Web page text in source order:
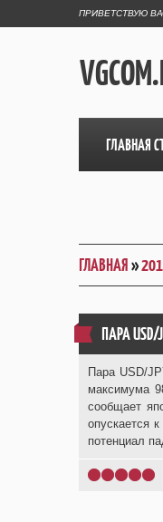
ПРИВЕТСТВУЮ
ГЛАВНАЯ
ГЛАВНАЯ»
ПАРА
Пара USD/
максимума
сообщает
опускается
потенциал